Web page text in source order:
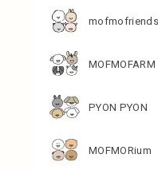
mofmofriends
MOFMOFARM
PYON PYON
MOFMORium